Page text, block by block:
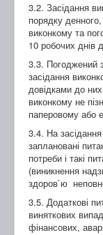
3.2. Засідання
порядку
виконкому та
10 робочих днів
3.3. Погоджений
засідання
довідками до
виконкому не
паперовому або
3.4. На
заплановані
потреби і такі
(виникнення
здоров`ю
3.5. Додаткові
виняткових
фінансових,